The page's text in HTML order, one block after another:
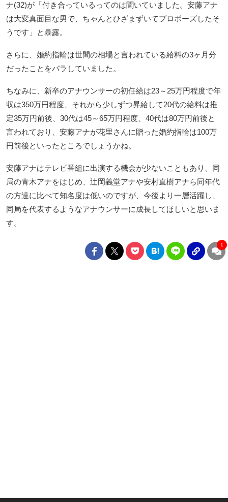
ナ(32)が「付き合っているってのは聞いていました。安藤アナ
は大変真面目な男で、ちゃんとひざまずいてプロポーズしたそ
うです」と暴露。
さらに、婚約指輪は世間の相場と言われている給料の3ヶ月分
だったことをバラしていました。
ちなみに、新卒のアナウンサーの初任給は23～25万円程度で年
収は350万円程度、それから少しずつ昇給して20代の給料は推
定35万円前後、30代は45～65万円程度、40代は80万円前後と
言われており、安藤アナが花里さんに贈った婚約指輪は100万
円前後といったところでしょうかね。
安藤アナはテレビ番組に出演する機会が少ないこともあり、同
局の青木アナをはじめ、辻岡義堂アナや安村直樹アナら同年代
の方達に比べて知名度は低いのですが、今後より一層活躍し、
同局を代表するようなアナウンサーに成長してほしいと思いま
す。
1